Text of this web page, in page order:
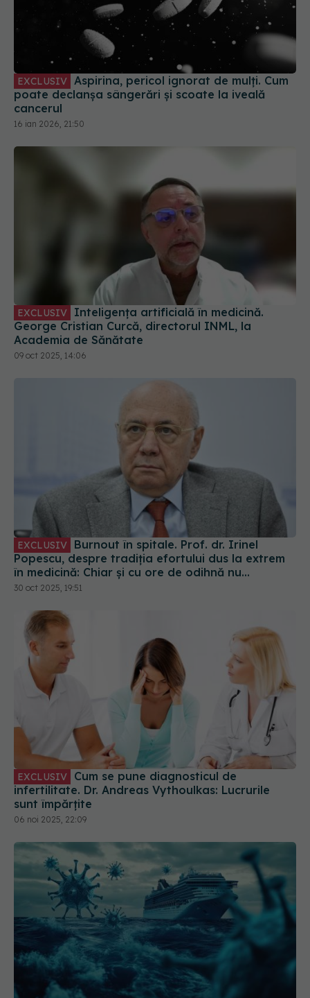
EXCLUSIV
poate declanșa sângerări și scoate la iveală
cancerul
16 ian 2026, 21:50
EXCLUSIV
George Cristian Curcă, directorul INML, la
Academia de Sănătate
09 oct 2025, 14:06
EXCLUSIV
Popescu, despre tradiția efortului dus la extrem
în medicină: Chiar și cu ore de odihnă nu
recuperăm
30 oct 2025, 19:51
EXCLUSIV
infertilitate. Dr. Andreas Vythoulkas: Lucrurile
sunt împărțite
06 noi 2025, 22:09